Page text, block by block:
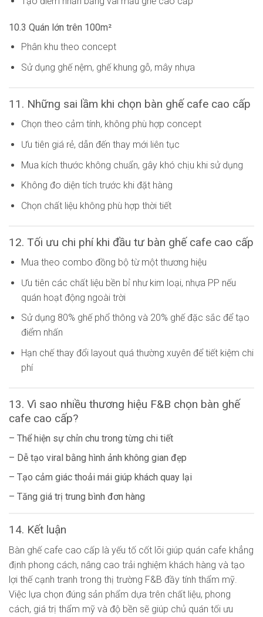
10.3 Quán lớn trên 100m²
Phân khu theo concept
Sử dụng ghế nệm, ghế khung gỗ, mây nhựa
11. Những sai lầm khi chọn bàn ghế cafe cao cấp
Chọn theo cảm tính, không phù hợp concept
Ưu tiên giá rẻ, dẫn đến thay mới liên tục
Mua kích thước không chuẩn, gây khó chịu khi sử dụng
Không đo diện tích trước khi đặt hàng
Chọn chất liệu không phù hợp thời tiết
12. Tối ưu chi phí khi đầu tư bàn ghế cafe cao cấp
Mua theo combo đồng bộ từ một thương hiệu
Ưu tiên các chất liệu bền bỉ như kim loại, nhựa PP nếu
quán hoạt động ngoài trời
Sử dụng 80% ghế phổ thông và 20% ghế đặc sắc để tạo
điểm nhấn
Hạn chế thay đổi layout quá thường xuyên để tiết kiệm chi
phí
13. Vì sao nhiều thương hiệu F&B chọn bàn ghế
cafe cao cấp?
– Thể hiện sự chỉn chu trong từng chi tiết
– Dễ tạo viral bằng hình ảnh không gian đẹp
– Tạo cảm giác thoải mái giúp khách quay lại
– Tăng giá trị trung bình đơn hàng
14. Kết luận
Bàn ghế cafe cao cấp là yếu tố cốt lõi giúp quán cafe khẳng
định phong cách, nâng cao trải nghiệm khách hàng và tạo
lợi thế cạnh tranh trong thị trường F&B đầy tính thẩm mỹ.
Việc lựa chọn đúng sản phẩm dựa trên chất liệu, phong
cách, giá trị thẩm mỹ và độ bền sẽ giúp chủ quán tối ưu